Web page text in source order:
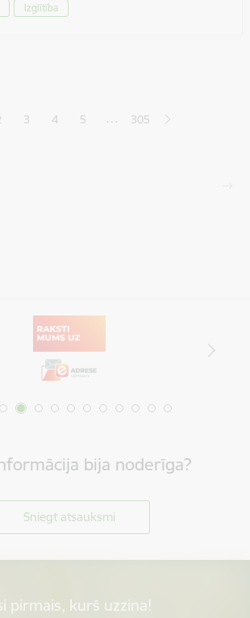
Izglītība
lapa
Lapa
3 Lapa
4 Lapa
5 … 305
bija noderīga?
Sniegt atsauksmi
pirmais, kurš uzzina!